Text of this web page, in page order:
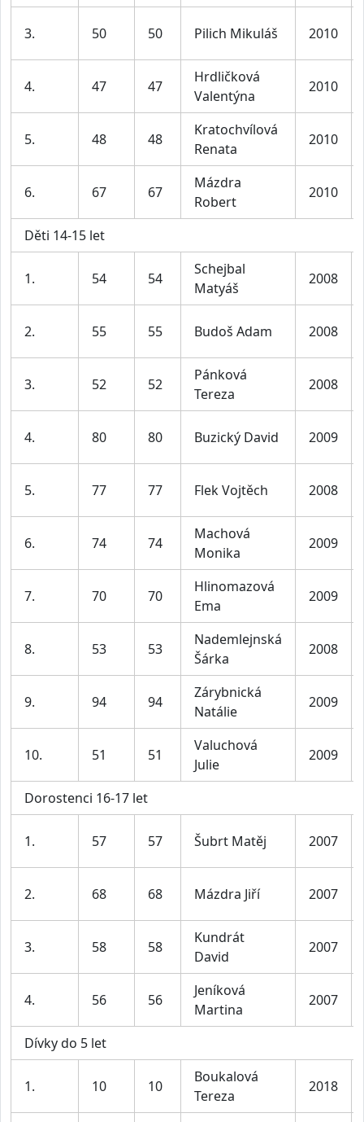
3. 50 50 Pilich Mikuláš 2010
4. 47 47
Hrdličková
Valentýna
2010
5. 48 48
Kratochvílová
Renata
2010
6. 67 67
Mázdra
Robert
2010
Děti 14-15 let
1. 54 54
Schejbal
Matyáš
2008
2. 55 55 Budoš Adam 2008
3. 52 52
Pánková
Tereza
2008
4. 80 80 Buzický David 2009
5. 77 77 Flek Vojtěch 2008
6. 74 74
Machová
Monika
2009
7. 70 70
Hlinomazová
Ema
2009
8. 53 53
Nademlejnská
Šárka
2008
9. 94 94
Zárybnická
Natálie
2009
10. 51 51
Valuchová
Julie
2009
Dorostenci 16-17 let
1. 57 57 Šubrt Matěj 2007
2. 68 68 Mázdra Jiří 2007
3. 58 58
Kundrát
David
2007
4. 56 56
Jeníková
Martina
2007
Dívky do 5 let
1. 10 10
Boukalová
Tereza
2018